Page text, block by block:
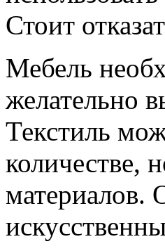
Стоит
Мебель
желательно
Текстиль
количестве,
материалов.